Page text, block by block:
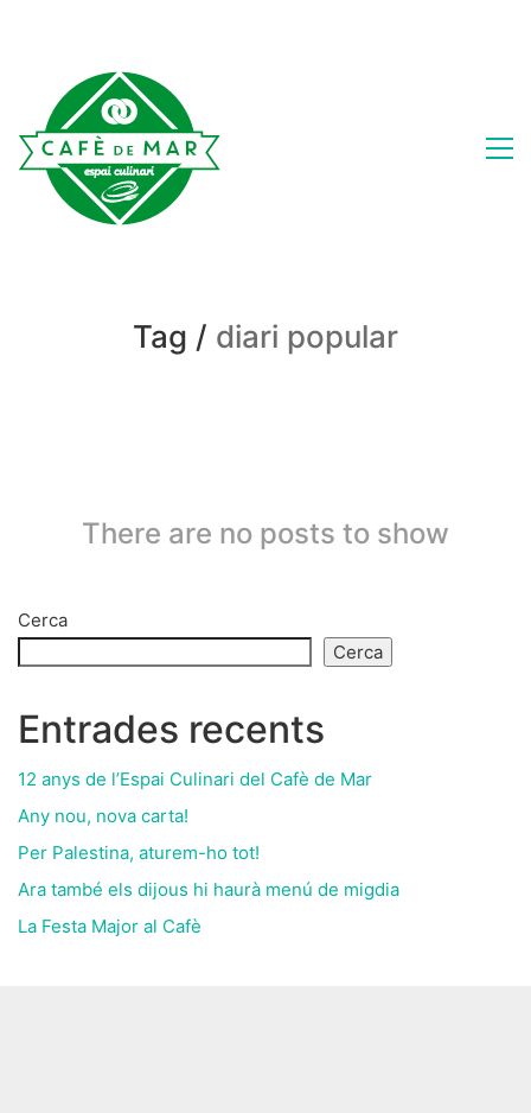
Tag / diari popular
There are no posts to show
Cerca
Cerca
Entrades recents
12 anys de l’Espai Culinari del Cafè de Mar
Any nou, nova carta!
Per Palestina, aturem-ho tot!
Ara també els dijous hi haurà menú de migdia
La Festa Major al Cafè